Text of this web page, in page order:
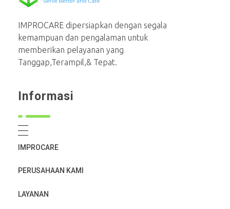
IMPROCARE dipersiapkan dengan segala
kemampuan dan pengalaman untuk
memberikan pelayanan yang
Tanggap,Terampil,& Tepat.
Informasi
IMPROCARE
PERUSAHAAN KAMI
LAYANAN